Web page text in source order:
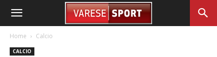
Home Calcio
CALCIO